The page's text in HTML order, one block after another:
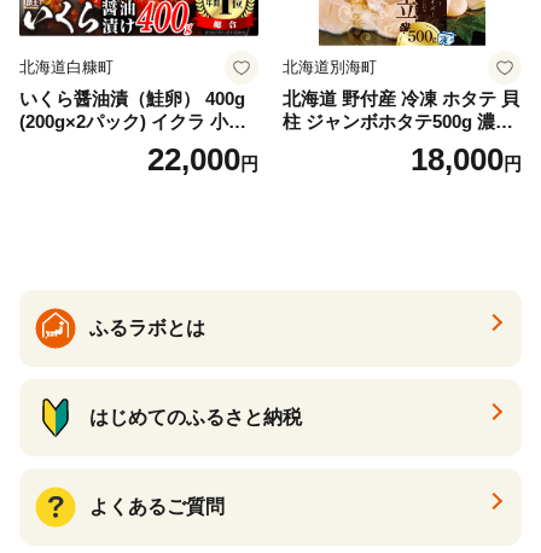
北海道白糠町
いくら醤油漬（鮭卵） 400g
(200g×2パック) イクラ 小分
け いくら醤油漬 鮭いくら い
くら醤油漬け 鮭 鮭卵 ikura
22,000円
北海道別海町
北海道 野付産 冷凍 ホタテ 貝
柱 ジャンボホタテ500g 濃厚
な旨味と甘み （ほたて ホタ
テ 帆立 貝柱 ホタテ貝柱 大玉
18,000円
ふるラボとは
はじめてのふるさと納税
よくあるご質問